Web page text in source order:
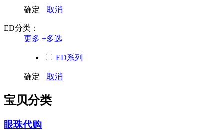
确定 取消
ED分类：
更多 +多选
ED系列
Milky系列
确定 取消
宝贝分类
眼珠代购